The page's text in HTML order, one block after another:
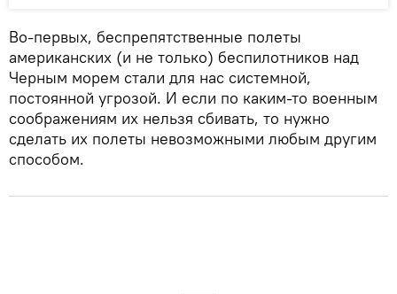
Во-первых, беспрепятственные полеты
американских (и не только) беспилотников над
Черным морем стали для нас системной,
постоянной угрозой. И если по каким-то военным
соображениям их нельзя сбивать, то нужно
сделать их полеты невозможными любым другим
способом.